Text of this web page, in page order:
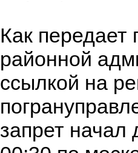
Как передает
районной
ссылкой на
запрет начал